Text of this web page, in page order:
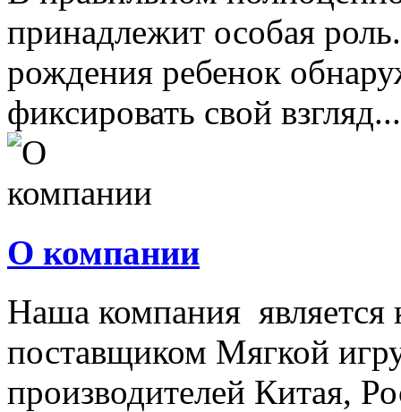
принадлежит особая
рождения ребенок
фиксировать свой взгляд...
О компании
Наша компания
поставщиком Мягкой
производителей Китая,